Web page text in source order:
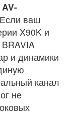
ваш
X90K и
и динамики
канал
не